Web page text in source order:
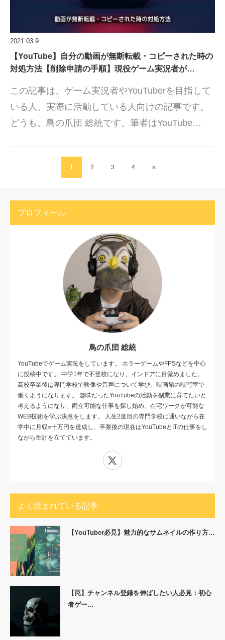
2021.03.9
【YouTube】自分の動画が無断転載・コピーされた時の
対処方法【削除申請の手順】現役ゲーム実況者が…
この記事は、ゲーム実況者やYouTuberを目指して
いる人、実際に活動している人向けの記事です。
どうも。鳥の爪団 総統です。筆者はYouTube…
1 2 3 4 »
プロフィール
鳥の爪団 総統
YouTubeでゲーム実況をしています。 ホラーゲームやFPSなどを中心
に投稿中です。 中学1年で不登校になり、インドアに目覚めました。
高校卒業後は専門学校で映像や音声について学び、映画館の映写室で
働くようになります。 趣味だったYouTubeの活動を副業に育てたいと
考えるようになり、両立可能な仕事を探し始め、在宅ワークが可能な
WEB技術を学ぶ決意をします。 人生2度目の専門学校に通いながら在
学中に月収○十万円を達成し、卒業後の現在はYouTubeとITの仕事をし
ながら生計を立てています。
よく読まれている記事
【YouTuber必見】魅力的なサムネイルの作り方…
【罠】チャンネル登録を伸ばしたい人必見：初心
者ゲー…